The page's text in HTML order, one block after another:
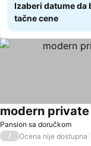
Izaberi datume da
tačne cene
Pansion sa doručkom
modern
/ Ocena nije dostupna